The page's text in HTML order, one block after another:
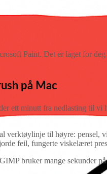
Paint. Det er laget for
på Mac
ett minutt fra nedlasting til
til høyre:
feil, fungerte viskelæret
bruker mange sekunder